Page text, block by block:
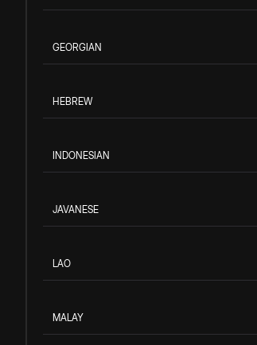
GEORGIAN
HEBREW
INDONESIAN
JAVANESE
LAO
MALAY